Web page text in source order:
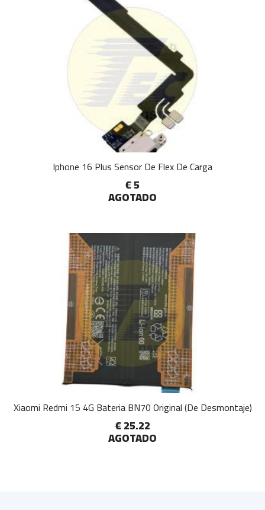
Iphone 16 Plus Sensor De Flex De Carga
€ 5
AGOTADO
Xiaomi Redmi 15 4G Bateria BN70 Original (De Desmontaje)
€ 25.22
AGOTADO